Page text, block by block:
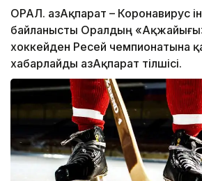
ОРАЛ. ҚазАқпарат – Коронавирус
байланысты Оралдың
хоккейден Ресей чемпионатына
хабарлайды ҚазАқпарат тілшісі.